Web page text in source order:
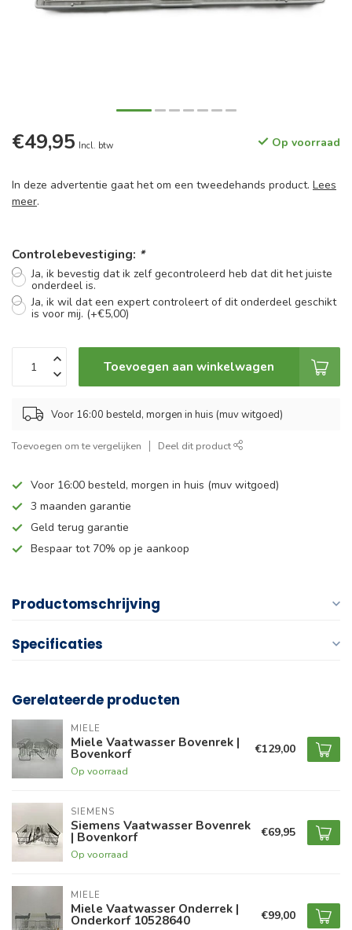
€49,95 Incl. btw Op voorraad
In deze advertentie gaat het om een tweedehands product. Lees
meer.
Controlebevestiging: *
Ja, ik bevestig dat ik zelf gecontroleerd heb dat dit het juiste
onderdeel is.
Ja, ik wil dat een expert controleert of dit onderdeel geschikt
is voor mij. (+€5,00)
Toevoegen aan winkelwagen
Voor 16:00 besteld, morgen in huis (muv witgoed)
Toevoegen om te vergelijken Deel dit product
Voor 16:00 besteld, morgen in huis (muv witgoed)
3 maanden garantie
Geld terug garantie
Bespaar tot 70% op je aankoop
Productomschrijving
Specificaties
Gerelateerde producten
MIELE
Miele Vaatwasser Bovenrek |
Bovenkorf
Op voorraad
€129,00
SIEMENS
Siemens Vaatwasser Bovenrek
| Bovenkorf
Op voorraad
€69,95
MIELE
Miele Vaatwasser Onderrek |
Onderkorf 10528640 €99,00